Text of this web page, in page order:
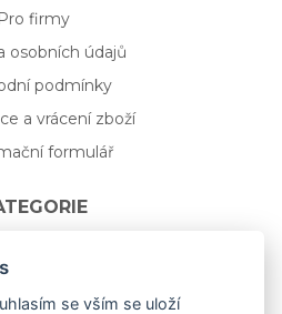
Pro firmy
osobních údajů
podmínky
a vrácení zboží
formulář
sklo
Bydlení se vším se uloží